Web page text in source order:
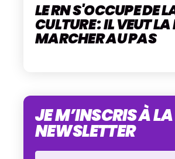
LE RN S'OCCUPE DE
CULTURE : IL VEUT
MARCHER AU PAS
JE M’INSCRIS À LA
NEWSLETTER